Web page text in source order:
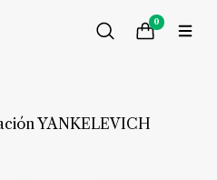
0
YANKELEVICH